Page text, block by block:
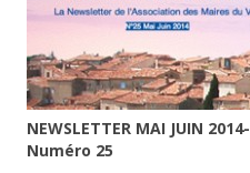
NEWSLETTER MAI JUIN 2014-
Numéro 25